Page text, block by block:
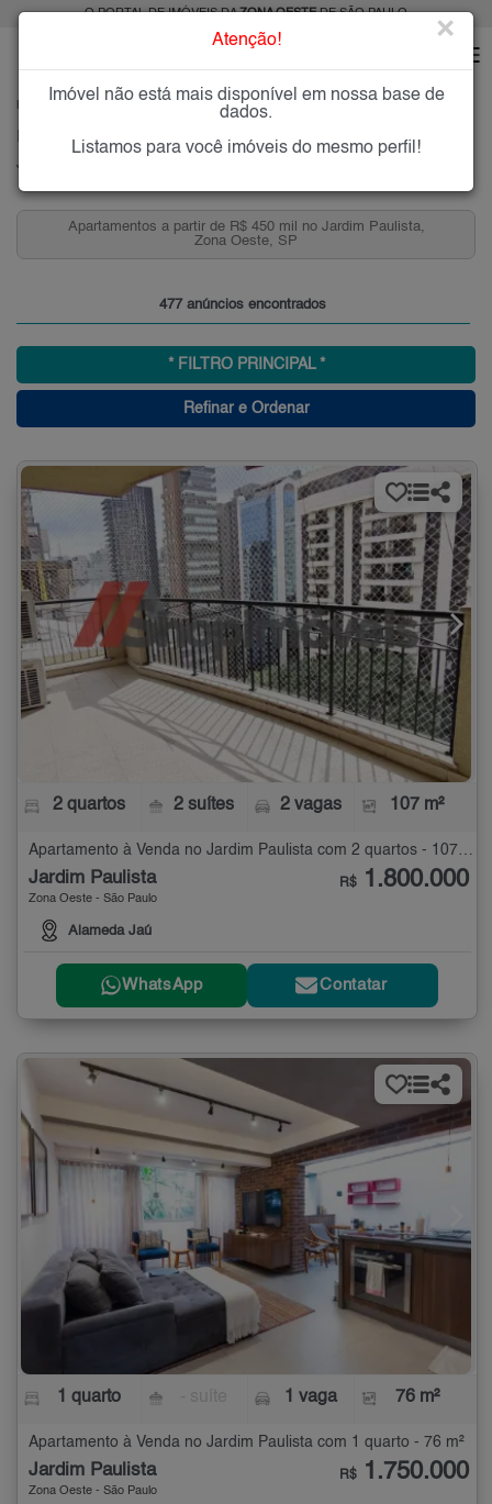
O PORTAL DE IMÓVEIS DAZONA OESTEDE SÃO PAULO
JARDIM PAULISTA
Imóveis à Venda no Jardim Paulista, Zona Oeste, SP
Jardim Paulista, Zona Oeste
Apartamentos a partir de R$ 450 mil no Jardim Paulista,
Zona Oeste, SP
477 anúncios encontrados
* FILTRO PRINCIPAL *
Refinar e Ordenar
2 quartos 2 suítes 2 vagas 107 m²
Jardim Paulista
Zona Oeste - São Paulo
Alameda Jaú
R$ 1.800.000
WhatsApp Contatar
1 quarto 1 vaga 76 m²
Apartamento à Venda no Jardim Paulista com 1 quarto - 76 m²
Jardim Paulista
Zona Oeste - São Paulo
R$ 1.750.000
Atenção! ×
Imóvel não está mais disponível em nossa base de
dados.
Listamos para você imóveis do mesmo perfil!